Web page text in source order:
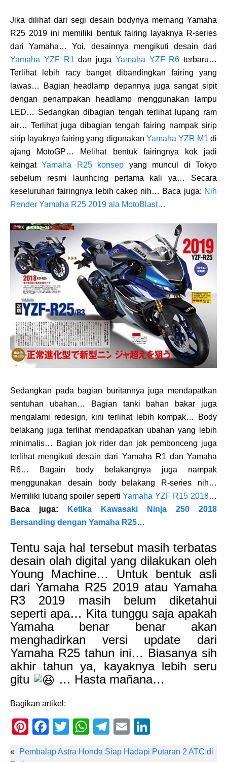
Jika dilihat dari segi desain bodynya memang Yamaha
R25 2019 ini memiliki bentuk fairing layaknya R-series
dari Yamaha… Yoi, desainnya mengikuti desain dari
Yamaha YZF R1 dan juga Yamaha YZF R6 terbaru…
Terlihat lebih racy banget dibandingkan fairing yang
lawas… Bagian headlamp depannya juga sangat sipit
dengan penampakan headlamp menggunakan lampu
LED… Sedangkan dibagian tengah terlihat lupang ram
air… Terlihat juga dibagian tengah fairing nampak sirip
sirip layaknya fairing yang digunakan Yamaha YZR M1 di
ajang MotoGP… Melihat bentuk fairingnya kok jadi
keingatYamaha R25 konsep yang muncul di Tokyo
sebelum resmi launhcing pertama kali ya… Secara
keseluruhan fairingnya lebih cakep nih… Baca juga: Nih
Render Yamaha R25 2019 ala MotoBlast…
Sedangkan pada bagian buritannya juga mendapatkan
sentuhan ubahan… Bagian tanki bahan bakar juga
mengalami redesign, kini terlihat lebih kompak… Body
belakang juga terlihat mendapatkan ubahan yang lebih
minimalis… Bagian jok rider dan jok pembonceng juga
terlihat mengikuti desain dari Yamaha R1 dan Yamaha
R6… Bagain body belakangnya juga nampak
menggunakan desain body belakang R-series nih…
Memiliki lubang spoiler sepertiYamaha YZF R15 2018…
Baca juga:
Ketika Kawasaki Ninja 250 2018
Bersanding dengan Yamaha R25…
Tentu saja hal tersebut masih terbatas
desain olah digital yang dilakukan oleh
Young Machine… Untuk bentuk asli
dari Yamaha R25 2019 atau Yamaha
R3 2019 masih belum diketahui
seperti apa… Kita tunggu saja apakah
Yamaha benar benar akan
menghadirkan versi update dari
Yamaha R25 tahun ini… Biasanya sih
akhir tahun ya, kayaknya lebih seru
gitu
… Hasta mañana…
Bagikan artikel:
Pi
F
T
W
T
E
«
Pembalap Astra Honda Siap Hadapi Putaran 2 ATC di